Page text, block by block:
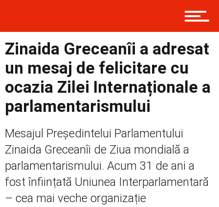
Prima
Politică
Externe
Social
Zinaida Greceanîi a adresat
un mesaj de felicitare cu
ocazia Zilei Internaționale a
parlamentarismului
Mesajul Președintelui Parlamentului
Zinaida Greceanîi de Ziua mondială a
parlamentarismului. Acum 31 de ani a
fost înființată Uniunea Interparlamentară
– cea mai veche organizație